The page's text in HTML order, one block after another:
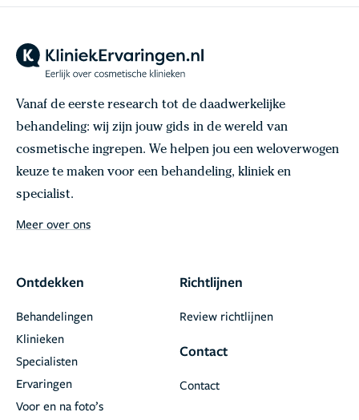
Vanaf de eerste research tot de daadwerkelijke
behandeling: wij zijn jouw gids in de wereld van
cosmetische ingrepen. We helpen jou een weloverwogen
keuze te maken voor een behandeling, kliniek en
specialist.
Meer over ons
Ontdekken
Behandelingen
Klinieken
Specialisten
Ervaringen
Voor en na foto’s
Richtlijnen
Review richtlijnen
Contact
Contact